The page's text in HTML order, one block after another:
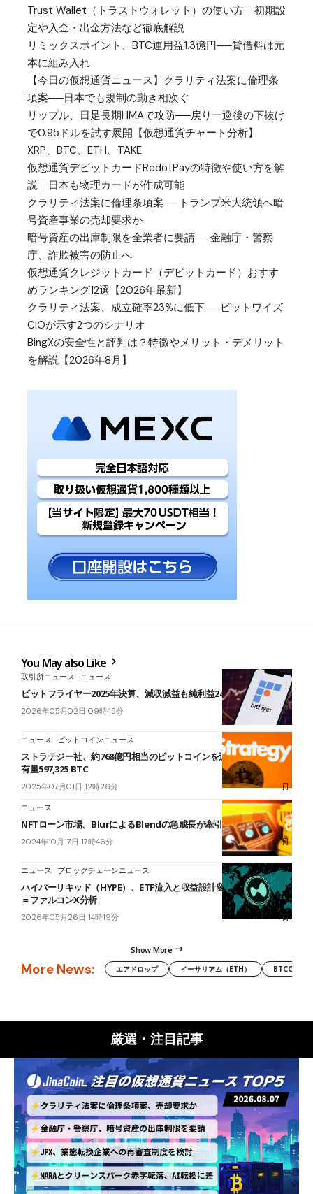
Trust Wallet（トラストウォレット）の使い方｜初期設
定や入金・出金方法など徹底解説
リミックスポイント、BTC運用益1.3億円──貸借料は元
本に組み入れ
【今日の仮想通貨ニュース】クラリティ法案に倫理条
項案──日本でも規制の動き相次ぐ
リップル、日足長期HMAで攻防──戻り一巡後の下抜け
で0.95ドルを試す展開【仮想通貨チャート分析】
XRP、BTC、ETH、TAKE
仮想通貨デビットカードRedotPayの特徴や使い方を解
説｜日本も物理カードが作成可能
クラリティ法案に倫理条項案──トランプ米大統領へ暗
号資産事業の売却要求か
暗号資産の出庫制限を全業者に要請──金融庁・警察
庁、詐欺被害の防止へ
仮想通貨クレジットカード（デビットカード）おすす
めランキング12選【2026年最新】
クラリティ法案、成立確率23%に低下──ビットワイズ
CIOが示す2つのシナリオ
BingXの安全性と評判は？特徴やメリット・デメリット
を解説【2026年8月】
You May also Like
取引所ニュース ニュース
ビットフライヤー2025年決算、減収減益も純利益24億円を確保
2026年05月02日 09時45分
ニュース ビットコインニュース
ストラテジー社、約768億円相当のビットコインを追加購入──総保
有量597,325 BTC
2025年07月01日 12時26分
ニュース
NFTローン市場、BlurによるBlendの急成長が牽引
2024年10月17日 17時46分
ニュース ブロックチェーンニュース
ハイパーリキッド（HYPE）、ETF流入と収益設計変化が成長要因に
＝ファルコンX分析
2026年05月26日 14時19分
Show More
More News: エアドロップ イーサリアム（ETH） BTCC
厳選・注目記事